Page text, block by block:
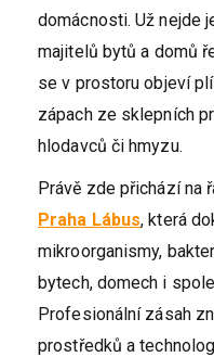
domácnosti. Už nejde
majitelů bytů a domů
se v prostoru objeví
zápach ze sklepních
hlodavců či hmyzu.
Právě zde přichází na
Praha Lábus, která
mikroorganismy,
bytech, domech i
Profesionální zásah
prostředků a